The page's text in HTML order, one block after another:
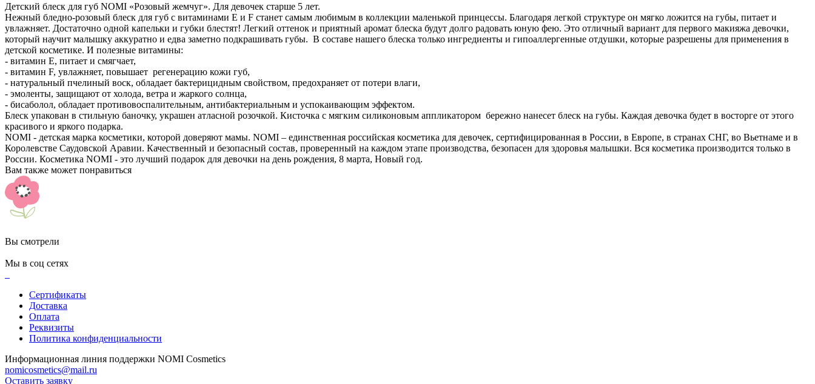
Детский блеск для губ NOMI «Розовый жемчуг». Для девочек старше 5 лет.
Нежный бледно-розовый блеск для губ с витаминами E и F станет самым любимым в коллекции маленькой принцессы. Благодаря легкой структуре он мягко ложится на губы, питает и
увлажняет. Достаточно одной капельки и губки блестят! Легкий оттенок и приятный аромат блеска будут долго радовать юную фею. Это отличный вариант для первого макияжа девочки,
который научит малышку аккуратно и едва заметно подкрашивать губы. В составе нашего блеска только ингредиенты и гипоаллергенные отдушки, которые разрешены для применения в
детской косметике. И полезные витамины:
- витамин Е, питает и смягчает,
- витамин F, увлажняет, повышает регенерацию кожи губ,
- натуральный пчелиный воск, обладает бактерицидным свойством, предохраняет от потери влаги,
- эмоленты, защищают от холода, ветра и жаркого солнца,
- бисаболол, обладает противовоспалительным, антибактериальным и успокаивающим эффектом.
Блеск упакован в стильную баночку, украшен атласной розочкой. Кисточка с мягким силиконовым аппликатором бережно нанесет блеск на губы. Каждая девочка будет в восторге от этого
красивого и яркого подарка.
NOMI - детская марка косметики, которой доверяют мамы. NOMI – единственная российская косметика для девочек, сертифицированная в России, в Европе, в странах СНГ, во Вьетнаме и в
Королевстве Саудовской Аравии. Качественный и безопасный состав, проверенный на каждом этапе производства, безопасен для здоровья малышки. Вся косметика производится только в
России. Косметика NOMI - это лучший подарок для девочки на день рождения, 8 марта, Новый год.
Вам также может понравиться
Вы смотрели
Мы в соц сетях
Сертификаты
Доставка
Оплата
Реквизиты
Политика конфиденциальности
Информационная линия поддержки NOMI Сosmetics
nomicosmetics@mail.ru
Оставить заявку